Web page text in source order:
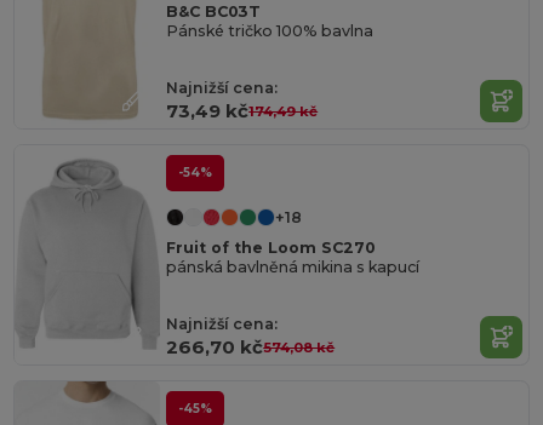
B&C BC03T
Pánské tričko 100% bavlna
Najnižší cena:
73,49 kč174,49 kč
-54%
+18
Fruit of the Loom SC270
pánská bavlněná mikina s kapucí
Najnižší cena:
266,70 kč574,08 kč
-45%